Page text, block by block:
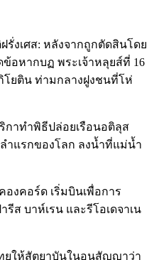
รั่งเศส: หลังจากถูกตัดสินโดย
อหากบฏ พระเจ้าหลุยส์ที่ 16
โยติน ท่ามกลางฝูงชนที่โห่
กาทำพิธีปล่อยเรือนอติลุส
ลำแรกของโลก ลงน้ำที่แม่น้ำ
องคอร์ด เริ่มบินเพื่อการ
ส บาห์เรน และรีโอเดจาเน
ทยให้สัตยาบันในอนุสัญญาว่า